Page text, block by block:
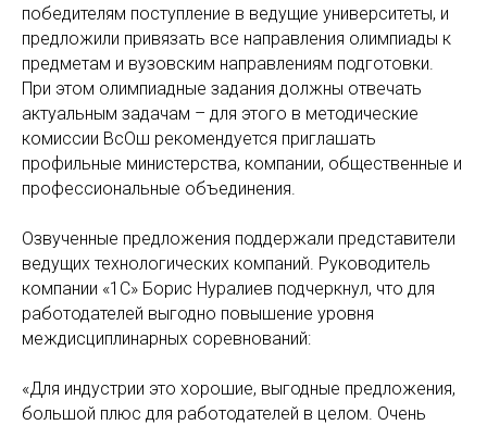
победителям поступление в ведущие университеты, и
предложили привязать все направления олимпиады к
предметам и вузовским направлениям подготовки.
При этом олимпиадные задания должны отвечать
актуальным задачам – для этого в методические
комиссии ВсОш рекомендуется приглашать
профильные министерства, компании, общественные и
профессиональные объединения.
Озвученные предложения поддержали представители
ведущих технологических компаний. Руководитель
компании «1С» Борис Нуралиев подчеркнул, что для
работодателей выгодно повышение уровня
междисциплинарных соревнований:
«Для индустрии это хорошие, выгодные предложения,
большой плюс для работодателей в целом. Очень